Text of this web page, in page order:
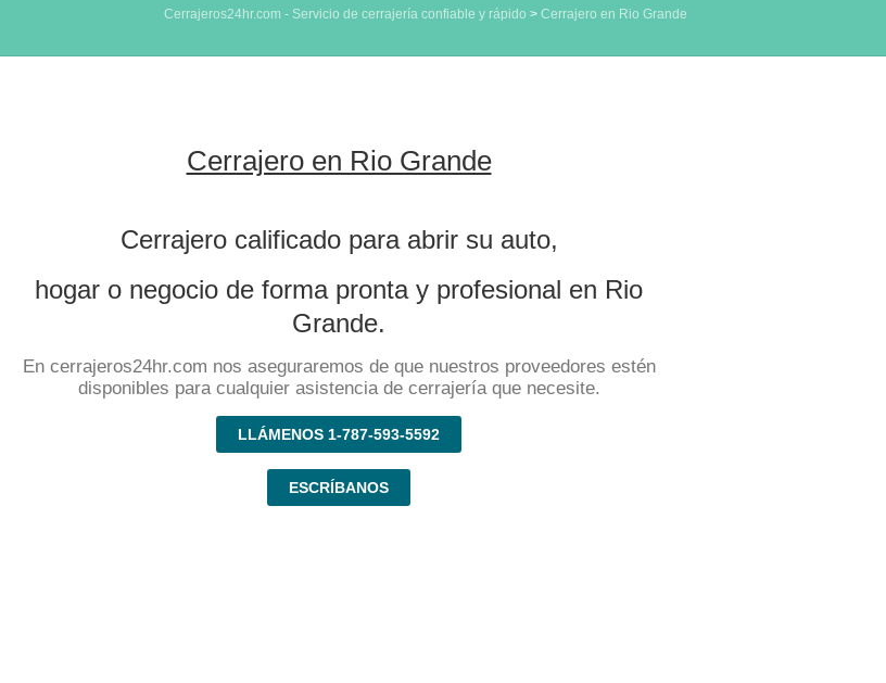
Cerrajeros24hr.com - Servicio de cerrajería confiable y rápido > Cerrajero en Rio Grande
Cerrajero en Rio Grande
Cerrajero calificado para abrir su auto,
hogar o negocio de forma pronta y profesional en Rio
Grande.
En cerrajeros24hr.com nos aseguraremos de que nuestros proveedores estén
disponibles para cualquier asistencia de cerrajería que necesite.
LLÁMENOS 1-787-593-5592
ESCRÍBANOS